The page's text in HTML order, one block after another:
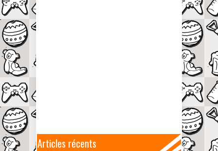
Articles récents